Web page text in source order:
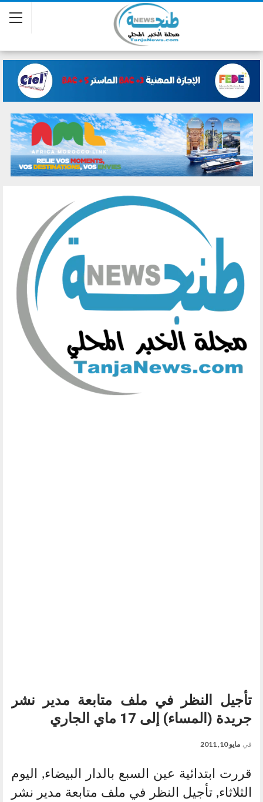
تأجيل النظر في ملف متابعة مدير نشر
جريدة (المساء) إلى 17 ماي الجاري
في مايو 10, 2011
قررت ابتدائية عين السبع بالدار البيضاء, اليوم
الثلاثاء, تأجيل النظر في ملف متابعة مدير نشر